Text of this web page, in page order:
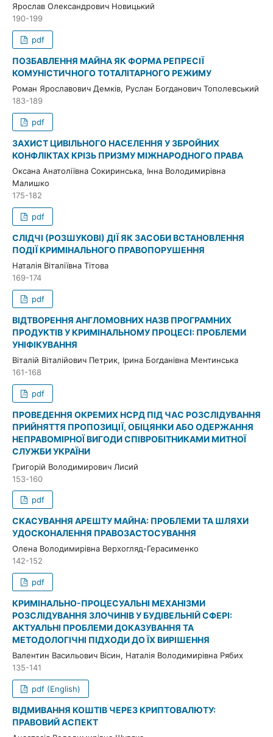
Ярослав Олександрович Новицький
190-199
pdf
ПОЗБАВЛЕННЯ МАЙНА ЯК ФОРМА РЕПРЕСІЇ
КОМУНІСТИЧНОГО ТОТАЛІТАРНОГО РЕЖИМУ
Роман Ярославович Демків, Руслан Богданович Тополевський
183-189
pdf
ЗАХИСТ ЦИВІЛЬНОГО НАСЕЛЕННЯ У ЗБРОЙНИХ
КОНФЛІКТАХ КРІЗЬ ПРИЗМУ МІЖНАРОДНОГО ПРАВА
Оксана Анатоліївна Сокиринська, Інна Володимирівна
Малишко
175-182
pdf
СЛІДЧІ (РОЗШУКОВІ) ДІЇ ЯК ЗАСОБИ ВСТАНОВЛЕННЯ
ПОДІЇ КРИМІНАЛЬНОГО ПРАВОПОРУШЕННЯ
Наталія Віталіївна Тітова
169-174
pdf
ВІДТВОРЕННЯ АНГЛОМОВНИХ НАЗВ ПРОГРАМНИХ
ПРОДУКТІВ У КРИМІНАЛЬНОМУ ПРОЦЕСІ: ПРОБЛЕМИ
УНІФІКУВАННЯ
Віталій Віталійович Петрик, Ірина Богданівна Ментинська
161-168
pdf
ПРОВЕДЕННЯ ОКРЕМИХ НСРД ПІД ЧАС РОЗСЛІДУВАННЯ
ПРИЙНЯТТЯ ПРОПОЗИЦІЇ, ОБІЦЯНКИ АБО ОДЕРЖАННЯ
НЕПРАВОМІРНОЇ ВИГОДИ СПІВРОБІТНИКАМИ МИТНОЇ
СЛУЖБИ УКРАЇНИ
Григорій Володимирович Лисий
153-160
pdf
СКАСУВАННЯ АРЕШТУ МАЙНА: ПРОБЛЕМИ ТА ШЛЯХИ
УДОСКОНАЛЕННЯ ПРАВОЗАСТОСУВАННЯ
Олена Володимирівна Верхогляд-Герасименко
142-152
pdf
КРИМІНАЛЬНО-ПРОЦЕСУАЛЬНІ МЕХАНІЗМИ
РОЗСЛІДУВАННЯ ЗЛОЧИНІВ У БУДІВЕЛЬНІЙ СФЕРІ:
АКТУАЛЬНІ ПРОБЛЕМИ ДОКАЗУВАННЯ ТА
МЕТОДОЛОГІЧНІ ПІДХОДИ ДО ЇХ ВИРІШЕННЯ
Валентин Васильович Вісин, Наталія Володимирівна Рябих
135-141
pdf (English)
ВІДМИВАННЯ КОШТІВ ЧЕРЕЗ КРИПТОВАЛЮТУ:
ПРАВОВИЙ АСПЕКТ